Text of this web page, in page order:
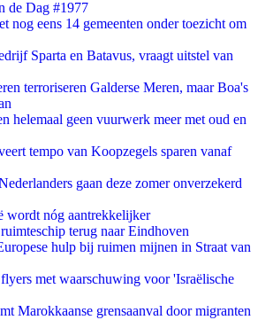
de Dag #1977
nog eens 14 gemeenten onder toezicht om
Sparta en Batavus, vraagt uitstel van
terroriseren Galderse Meren, maar Boa's
helemaal geen vuurwerk meer met oud en
tempo van Koopzegels sparen vanaf
gaan deze zomer onverzekerd
wordt nóg aantrekkelijker
terug naar Eindhoven
hulp bij ruimen mijnen in Straat van
met waarschuwing voor 'Israëlische
Marokkaanse grensaanval door migranten